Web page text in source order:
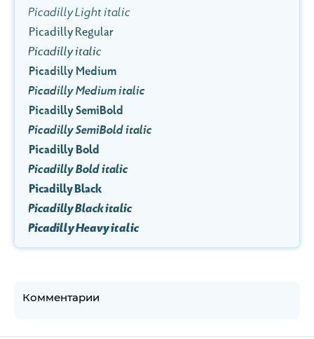
Picadilly Light italic
Picadilly Regular
Picadilly italic
Picadilly Medium
Picadilly Medium italic
Picadilly SemiBold
Picadilly SemiBold italic
Picadilly Bold
Picadilly Bold italic
Picadilly Black
Picadilly Black italic
Picadilly Heavy italic
Комментарии